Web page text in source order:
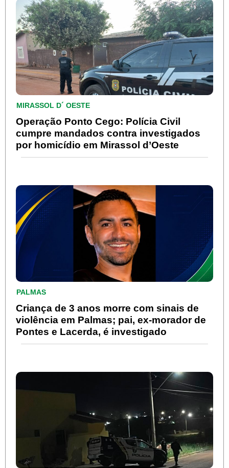
MIRASSOL D´ OESTE
Operação Ponto Cego: Polícia Civil
cumpre mandados contra investigados
por homicídio em Mirassol d’Oeste
PALMAS
Criança de 3 anos morre com sinais de
violência em Palmas; pai, ex-morador de
Pontes e Lacerda, é investigado